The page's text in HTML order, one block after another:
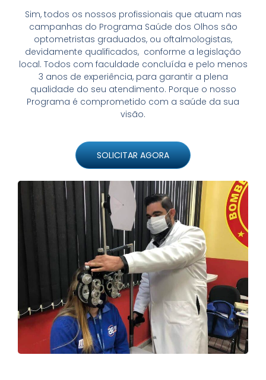
Sim, todos os nossos profissionais que atuam nas
campanhas do Programa Saúde dos Olhos são
optometristas graduados, ou oftalmologistas,
devidamente qualificados, conforme a legislação
local. Todos com faculdade concluída e pelo menos
3 anos de experiência, para garantir a plena
qualidade do seu atendimento. Porque o nosso
Programa é comprometido com a saúde da sua
visão.
SOLICITAR AGORA